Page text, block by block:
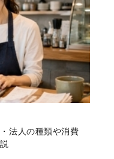
法人の種類や消費